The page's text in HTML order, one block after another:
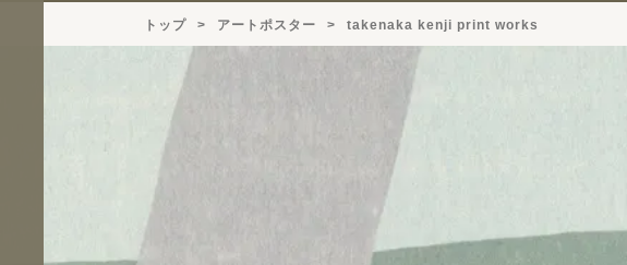
トップ アートポスター takenaka kenji print works